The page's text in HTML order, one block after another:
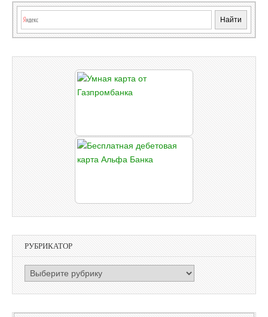
РУБРИКАТОР
РУБРИКАТОР